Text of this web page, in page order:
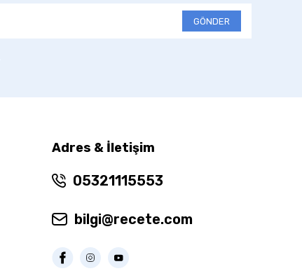
GÖNDER
Adres & İletişim
05321115553
bilgi@recete.com